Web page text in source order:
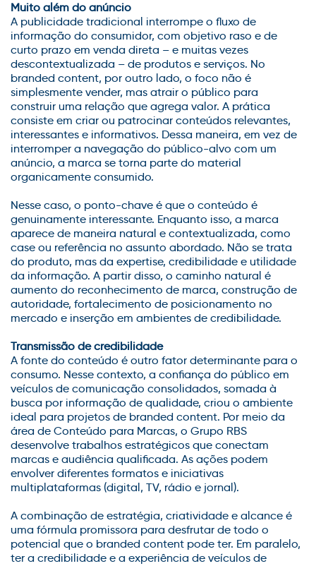
Muito além do anúncio
A publicidade tradicional interrompe o fluxo de
informação do consumidor, com objetivo raso e de
curto prazo em venda direta – e muitas vezes
descontextualizada – de produtos e serviços. No
branded content, por outro lado, o foco não é
simplesmente vender, mas atrair o público para
construir uma relação que agrega valor. A prática
consiste em criar ou patrocinar conteúdos relevantes,
interessantes e informativos. Dessa maneira, em vez de
interromper a navegação do público-alvo com um
anúncio, a marca se torna parte do material
organicamente consumido.
Nesse caso, o ponto-chave é que o conteúdo é
genuinamente interessante. Enquanto isso, a marca
aparece de maneira natural e contextualizada, como
case ou referência no assunto abordado. Não se trata
do produto, mas da expertise, credibilidade e utilidade
da informação. A partir disso, o caminho natural é
aumento do reconhecimento de marca, construção de
autoridade, fortalecimento de posicionamento no
mercado e inserção em ambientes de credibilidade.
Transmissão de credibilidade
A fonte do conteúdo é outro fator determinante para o
consumo. Nesse contexto, a confiança do público em
veículos de comunicação consolidados, somada à
busca por informação de qualidade, criou o ambiente
ideal para projetos de branded content. Por meio da
área de Conteúdo para Marcas, o Grupo RBS
desenvolve trabalhos estratégicos que conectam
marcas e audiência qualificada. As ações podem
envolver diferentes formatos e iniciativas
multiplataformas (digital, TV, rádio e jornal).
A combinação de estratégia, criatividade e alcance é
uma fórmula promissora para desfrutar de todo o
potencial que o branded content pode ter. Em paralelo,
ter a credibilidade e a experiência de veículos de